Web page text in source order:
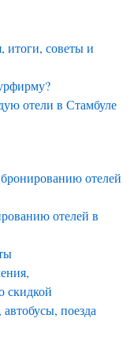
советы и
отели в Стамбуле
отелей
отелей в
скидкой
поезда